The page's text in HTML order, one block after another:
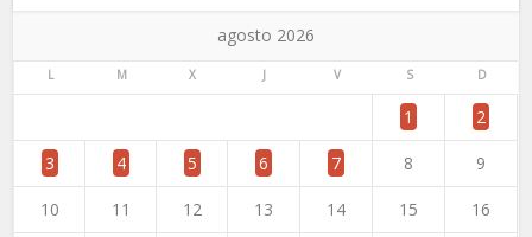
agosto 2026
L M X J V S D
1 2
3 4 5 6 7 8 9
10 11 12 13 14 15 16